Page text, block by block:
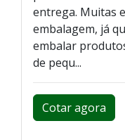
entrega. Muitas
embalagem, já
embalar
de pequ...
Cotar agora